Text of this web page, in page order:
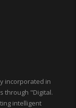
incorporated in
through "Digital.
intelligent